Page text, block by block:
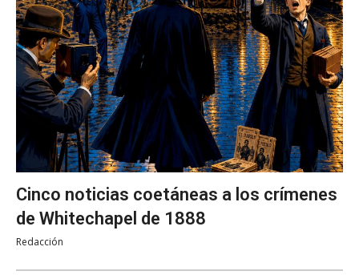
Cinco noticias coetáneas a los crímenes
de Whitechapel de 1888
Redacción